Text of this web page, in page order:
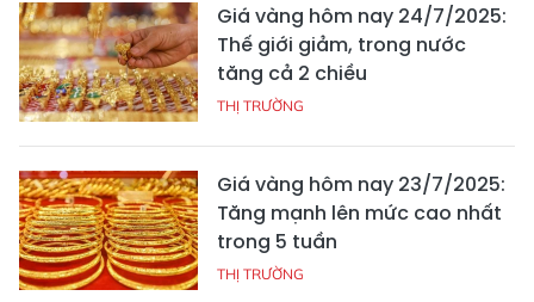
Giá vàng hôm nay 24/7/2025:
Thế giới giảm, trong nước
tăng cả 2 chiều
THỊ TRƯỜNG
Giá vàng hôm nay 23/7/2025:
Tăng mạnh lên mức cao nhất
trong 5 tuần
THỊ TRƯỜNG